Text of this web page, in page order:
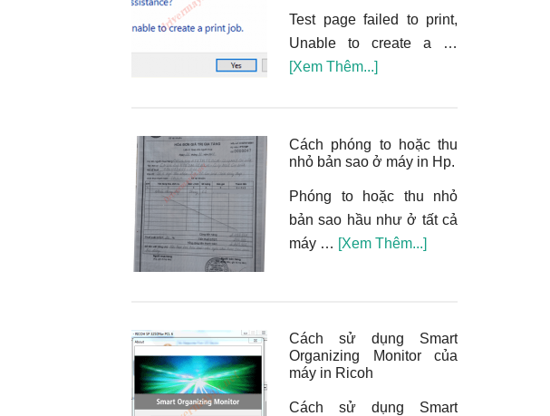
Test page failed to print,
Unable to create a …
[Xem Thêm...]vềCách
Test
page
to
Unable
print
Cách phóng to hoặc thu
nhỏ bản sao ở máy in Hp.
Phóng to hoặc thu nhỏ
bản sao hầu như ở tất cả
máy … [Xem Thêm...]vềCách
thu
nhỏ
sao
Cách sử dụng Smart
Organizing Monitor của
máy in Ricoh
Cách sử dụng Smart